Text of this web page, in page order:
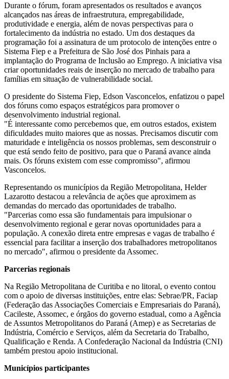
Durante o fórum, foram apresentados os resultados e avanços
alcançados nas áreas de infraestrutura, empregabilidade,
produtividade e energia, além de novas perspectivas para o
fortalecimento da indústria no estado. Um dos destaques da
programação foi a assinatura de um protocolo de intenções entre o
Sistema Fiep e a Prefeitura de São José dos Pinhais para a
implantação do Programa de Inclusão ao Emprego. A iniciativa visa
criar oportunidades reais de inserção no mercado de trabalho para
famílias em situação de vulnerabilidade social.
O presidente do Sistema Fiep, Edson Vasconcelos, enfatizou o papel
dos fóruns como espaços estratégicos para promover o
desenvolvimento industrial regional.
"É interessante como percebemos que, em outros estados, existem
dificuldades muito maiores que as nossas. Precisamos discutir com
maturidade e inteligência os nossos problemas, sem desconstruir o
que está sendo feito de positivo, para que o Paraná avance ainda
mais. Os fóruns existem com esse compromisso", afirmou
Vasconcelos.
Representando os municípios da Região Metropolitana, Helder
Lazarotto destacou a relevância de ações que aproximem as
demandas do mercado das oportunidades de trabalho.
"Parcerias como essa são fundamentais para impulsionar o
desenvolvimento regional e gerar novas oportunidades para a
população. A conexão direta entre empresas e vagas de trabalho é
essencial para facilitar a inserção dos trabalhadores metropolitanos
no mercado", afirmou o presidente da Assomec.
Parcerias regionais
Na Região Metropolitana de Curitiba e no litoral, o evento contou
com o apoio de diversas instituições, entre elas: Sebrae/PR, Faciap
(Federação das Associações Comerciais e Empresariais do Paraná),
Cacileste, Assomec, e órgãos do governo estadual, como a Agência
de Assuntos Metropolitanos do Paraná (Amep) e as Secretarias de
Indústria, Comércio e Serviços, além da Secretaria do Trabalho,
Qualificação e Renda. A Confederação Nacional da Indústria (CNI)
também prestou apoio institucional.
Municípios participantes